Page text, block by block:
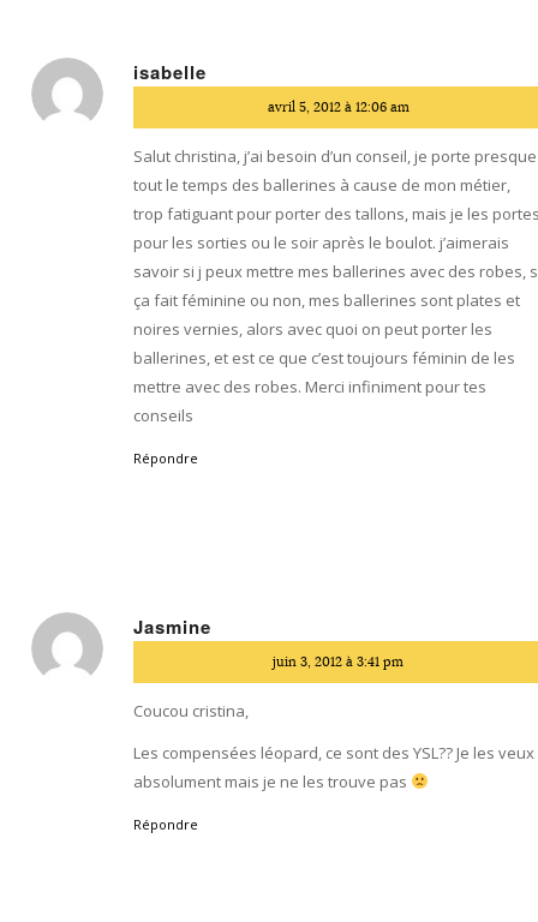
isabelle
:
avril 5, 2012 à 12:06 am
Salut christina, j’ai besoin d’un conseil, je porte presque
tout le temps des ballerines à cause de mon métier,
trop fatiguant pour porter des tallons, mais je les
pour les sorties ou le soir après le boulot. j’aimerais
savoir si j peux mettre mes ballerines avec des robes,
ça fait féminine ou non, mes ballerines sont plates et
noires vernies, alors avec quoi on peut porter les
ballerines, et est ce que c’est toujours féminin de les
mettre avec des robes. Merci infiniment pour tes
conseils
Répondre
Jasmine
:
juin 3, 2012 à 3:41 pm
Coucou cristina,
Les compensées léopard, ce sont des YSL?? Je les veux
absolument mais je ne les trouve pas
Répondre